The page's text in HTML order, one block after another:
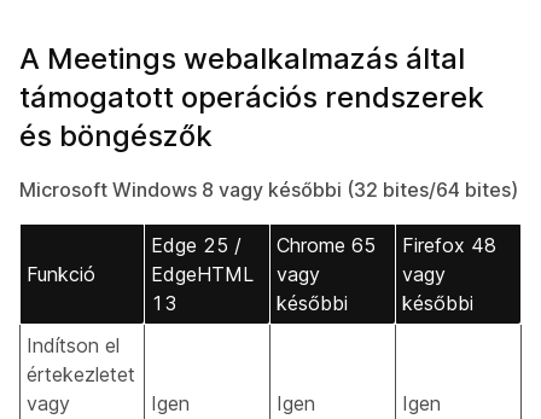
A Meetings webalkalmazás által
támogatott operációs rendszerek
és böngészők
Microsoft Windows 8 vagy későbbi (32 bites/64 bites)
Funkció
Edge 25 /
EdgeHTML
13
Chrome 65
vagy
későbbi
Firefox 48
vagy
későbbi
Indítson el
értekezletet
vagy
Igen Igen Igen